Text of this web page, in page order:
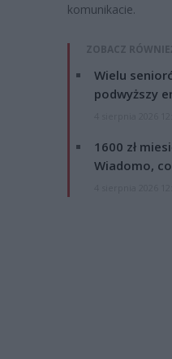
komunikacie.
ZOBACZ
Wielu
podwyższy
1600 zł
Wiadomo,